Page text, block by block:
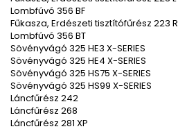
Lombfúvó 356 BF
Fűkasza, Erdészeti tisztítófűrész 223 R
Lombfúvó 356 BT
Sövényvágó 325 HE3 X-SERIES
Sövényvágó 325 HE4 X-SERIES
Sövényvágó 325 HS75 X-SERIES
Sövényvágó 325 HS99 X-SERIES
Láncfűrész 242
Láncfűrész 268
Láncfűrész 281 XP